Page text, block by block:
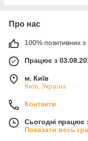
Про нас
100% позитивних з
Працює з
м. Київ
Київ, Україна
Контакти
Сьогодні працює
Показати весь